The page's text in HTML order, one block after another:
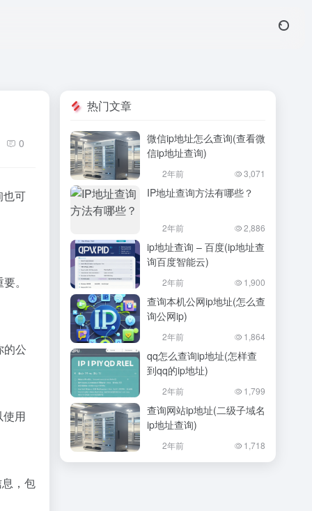
0
也可
。
的公
用
，包
热门文章
微信ip地址怎么查询(查看微
信ip地址查询)
2年前 3,071
IP地址查询方法有哪些？
2年前 2,886
ip地址查询 – 百度(ip地址查
询百度智能云)
2年前 1,900
查询本机公网ip地址(怎么查
询公网ip)
2年前 1,864
qq怎么查询ip地址(怎样查
到qq的ip地址)
2年前 1,799
查询网站ip地址(二级子域名
ip地址查询)
2年前 1,718